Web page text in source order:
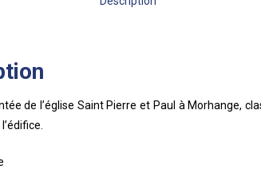
de l’église Saint Pierre et Paul à Morhange,